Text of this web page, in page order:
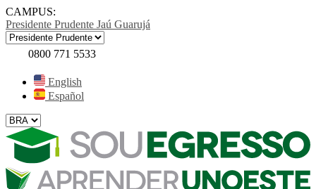
CAMPUS:
Presidente Prudente Jaú Guarujá
0800 771 5533
English
Español